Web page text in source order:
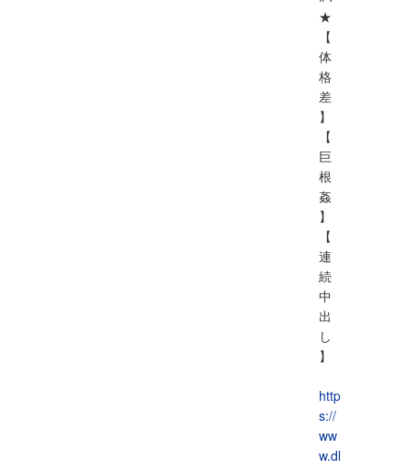
★
【
体
格
差
】
【
巨
根
姦
】
【
連
続
中
出
し
】
http
s://
ww
w.dl